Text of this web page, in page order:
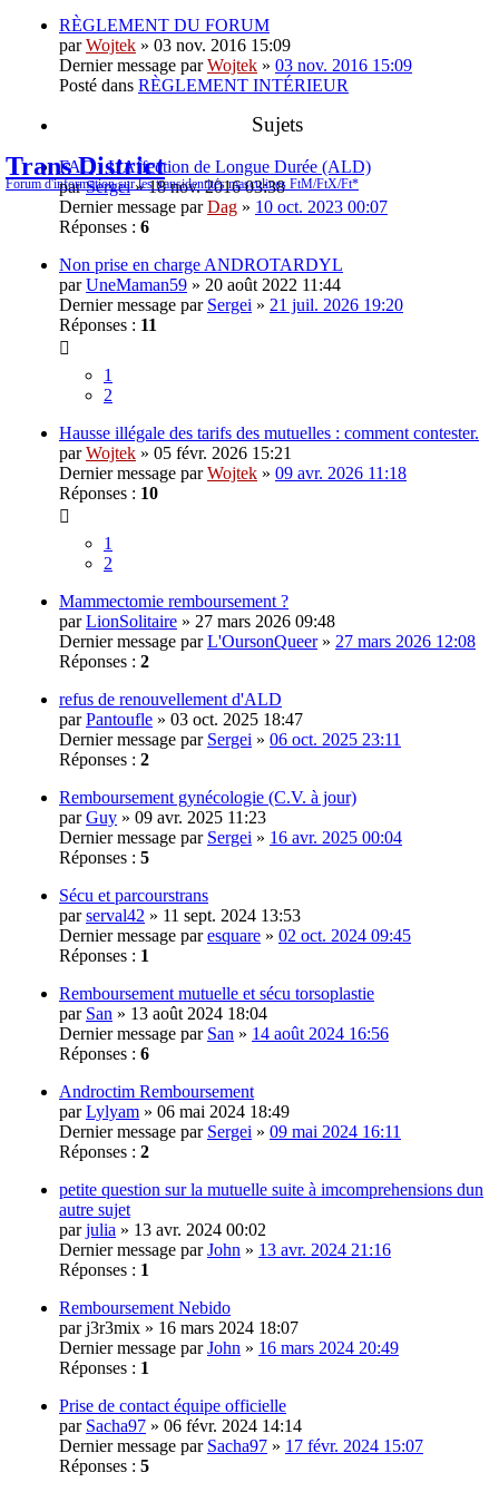
Trans District
Forum d'information sur les transidentités masculines FtM/FtX/Ft*
RÈGLEMENT DU FORUM
parWojtek » 03 nov. 2016 15:09
Dernier message parWojtek » 03 nov. 2016 15:09
Posté dans RÈGLEMENT INTÉRIEUR
Sujets
FAQ : L'Affection de Longue Durée (ALD)
parSergei» 18 nov. 2016 03:38
Dernier message parDag » 10 oct. 2023 00:07
Réponses : 6
Non prise en charge ANDROTARDYL
parUneMaman59 » 20 août 2022 11:44
Dernier message par Sergei » 21 juil. 2026 19:20
Réponses : 11
1
2
Hausse illégale des tarifs des mutuelles : comment contester.
parWojtek » 05 févr. 2026 15:21
Dernier message parWojtek » 09 avr. 2026 11:18
Réponses : 10
1
2
Mammectomie remboursement ?
parLionSolitaire » 27 mars 2026 09:48
Dernier message parL'OursonQueer» 27 mars 2026 12:08
Réponses : 2
refus de renouvellement d'ALD
parPantoufle » 03 oct. 2025 18:47
Dernier message par Sergei » 06 oct. 2025 23:11
Réponses : 2
Remboursement gynécologie (C.V. à jour)
parGuy » 09 avr. 2025 11:23
Dernier message par Sergei » 16 avr. 2025 00:04
Réponses : 5
Sécu et parcourstrans
parserval42 » 11 sept. 2024 13:53
Dernier message paresquare » 02 oct. 2024 09:45
Réponses : 1
Remboursement mutuelle et sécu torsoplastie
par San » 13 août 2024 18:04
Dernier message par San » 14 août 2024 16:56
Réponses : 6
Androctim Remboursement
parLylyam » 06 mai 2024 18:49
Dernier message par Sergei » 09 mai 2024 16:11
Réponses : 2
petite question sur la mutuelle suite à imcomprehensions dun
autre sujet
parjulia » 13 avr. 2024 00:02
Dernier message parJohn » 13 avr. 2024 21:16
Réponses : 1
Remboursement Nebido
parj3r3mix » 16 mars 2024 18:07
Dernier message parJohn » 16 mars 2024 20:49
Réponses : 1
Prise de contact équipe officielle
par Sacha97 » 06 févr. 2024 14:14
Dernier message par Sacha97 » 17 févr. 2024 15:07
Réponses : 5